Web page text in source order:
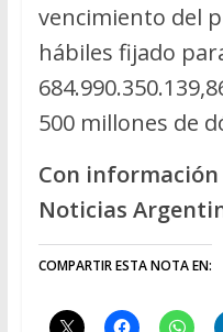
vencimiento del
hábiles fijado
500 millones de
Con información
Noticias
COMPARTIR ESTA NOTA EN: